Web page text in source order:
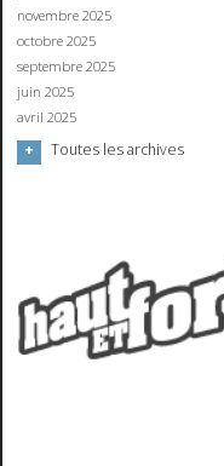
novembre 2025
octobre 2025
septembre 2025
juin 2025
avril 2025
Toutes les archives